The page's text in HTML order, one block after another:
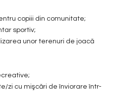
copiii din comunitate;
sportiv;
unor terenuri de joacă
zi cu mişcări de înviorare într-